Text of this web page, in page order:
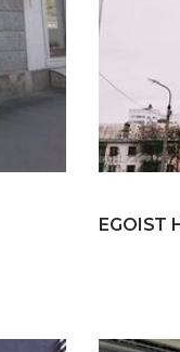
EGOIST